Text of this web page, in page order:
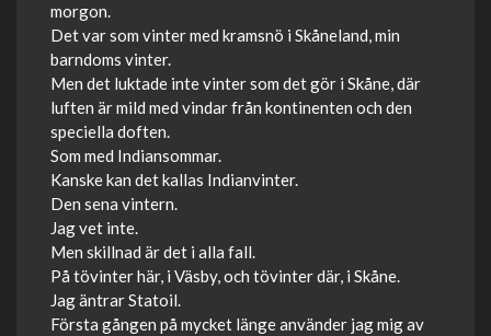
morgon.
Det var som vinter med kramsnö i Skåneland, min
barndoms vinter.
Men det luktade inte vinter som det gör i Skåne, där
luften är mild med vindar från kontinenten och den
speciella doften.
Som med Indiansommar.
Kanske kan det kallas Indianvinter.
Den sena vintern.
Jag vet inte.
Men skillnad är det i alla fall.
På tövinter här, i Väsby, och tövinter där, i Skåne.
Jag äntrar Statoil.
Första gången på mycket länge använder jag mig av